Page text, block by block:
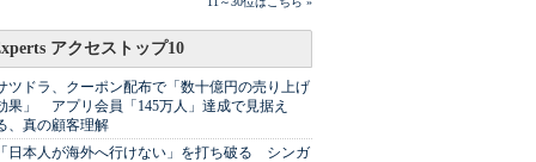
アクセストップ10
ツドラ、クーポン配布で「数十億円の売り上げ
果」 アプリ会員「145万人」達成で見据え
、真の顧客理解
日本人が海外へ行けない」を打ち破る シンガ